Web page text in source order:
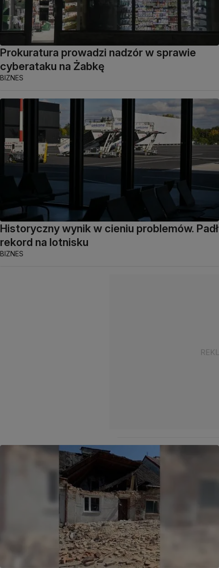
Prokuratura prowadzi nadzór w sprawie
cyberataku na Żabkę
BIZNES
Historyczny wynik w cieniu problemów. Padł
rekord na lotnisku
BIZNES